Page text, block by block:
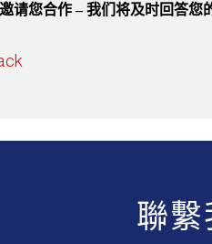
请您合作 – 我们将及时回答您
聯繫